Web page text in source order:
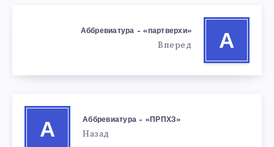
А
Аббревиатура – «партверхи»
Вперед
А
Аббревиатура – «ПРПХЗ»
Назад